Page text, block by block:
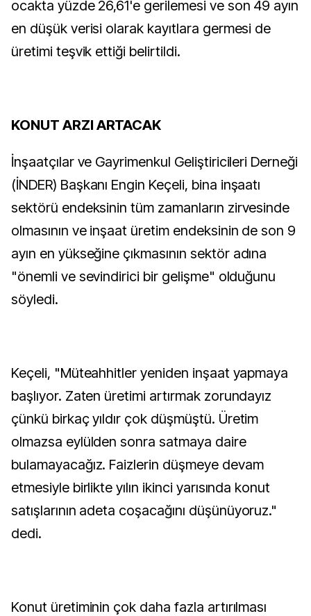
ocakta yüzde 26,61'e gerilemesi ve son 49 ayın
en düşük verisi olarak kayıtlara germesi de
üretimi teşvik ettiği belirtildi.
KONUT ARZI ARTACAK
İnşaatçılar ve Gayrimenkul Geliştiricileri Derneği
(İNDER) Başkanı Engin Keçeli, bina inşaatı
sektörü endeksinin tüm zamanların zirvesinde
olmasının ve inşaat üretim endeksinin de son 9
ayın en yükseğine çıkmasının sektör adına
"önemli ve sevindirici bir gelişme" olduğunu
söyledi.
Keçeli, "Müteahhitler yeniden inşaat yapmaya
başlıyor. Zaten üretimi artırmak zorundayız
çünkü birkaç yıldır çok düşmüştü. Üretim
olmazsa eylülden sonra satmaya daire
bulamayacağız. Faizlerin düşmeye devam
etmesiyle birlikte yılın ikinci yarısında konut
satışlarının adeta coşacağını düşünüyoruz."
dedi.
Konut üretiminin çok daha fazla artırılması